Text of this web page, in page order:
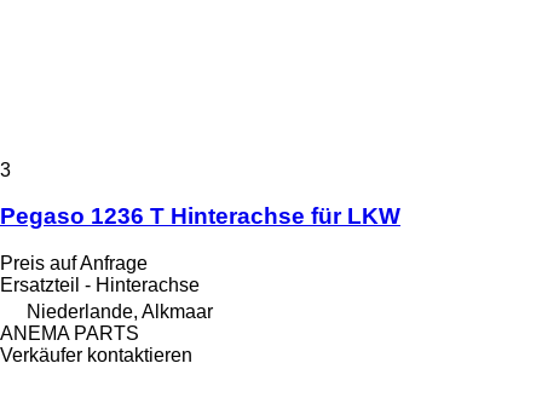
3
Pegaso 1236 T Hinterachse für LKW
Preis auf Anfrage
Ersatzteil - Hinterachse
Niederlande, Alkmaar
ANEMA PARTS
Verkäufer kontaktieren